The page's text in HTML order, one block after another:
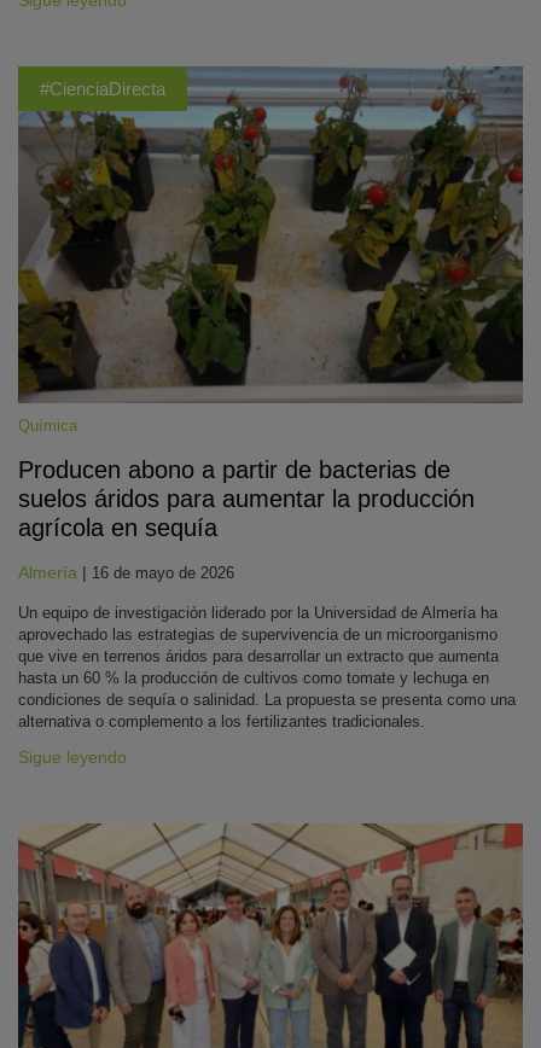
#CienciaDirecta
Química
Producen abono a partir de bacterias de
suelos áridos para aumentar la producción
agrícola en sequía
Almería | 16 de mayo de 2026
Un equipo de investigación liderado por la Universidad de Almería ha
aprovechado las estrategias de supervivencia de un microorganismo
que vive en terrenos áridos para desarrollar un extracto que aumenta
hasta un 60 % la producción de cultivos como tomate y lechuga en
condiciones de sequía o salinidad. La propuesta se presenta como una
alternativa o complemento a los fertilizantes tradicionales.
Sigue leyendo